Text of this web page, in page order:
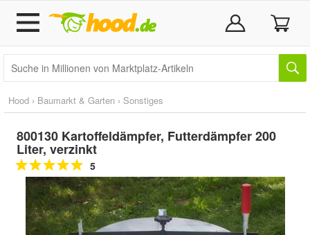
Hood › Baumarkt & Garten › Sonstiges
800130 Kartoffeldämpfer, Futterdämpfer 200
Liter, verzinkt
5